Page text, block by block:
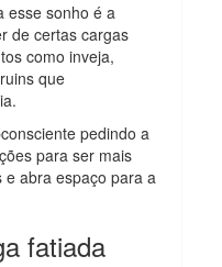
esse sonho é a
de certas cargas
como inveja,
que
pedindo a
para ser mais
e abra espaço para a
fatiada